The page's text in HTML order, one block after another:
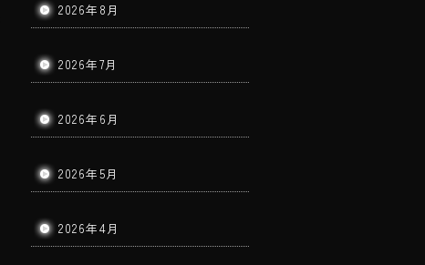
2026年8月
2026年7月
2026年6月
2026年5月
2026年4月